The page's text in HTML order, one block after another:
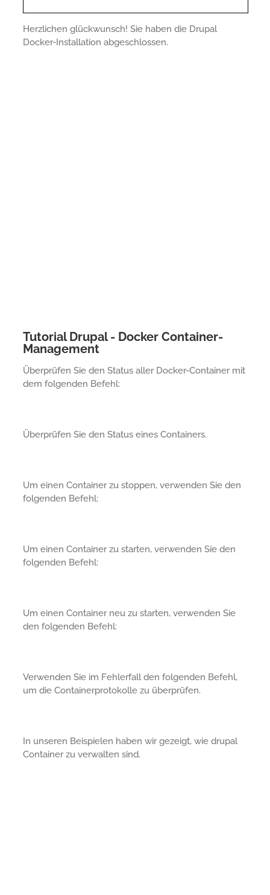
Herzlichen glückwunsch! Sie haben die Drupal
Docker-Installation abgeschlossen.
Tutorial Drupal - Docker Container-
Management
Überprüfen Sie den Status aller Docker-Container mit
dem folgenden Befehl:
Überprüfen Sie den Status eines Containers.
Um einen Container zu stoppen, verwenden Sie den
folgenden Befehl:
Um einen Container zu starten, verwenden Sie den
folgenden Befehl:
Um einen Container neu zu starten, verwenden Sie
den folgenden Befehl:
Verwenden Sie im Fehlerfall den folgenden Befehl,
um die Containerprotokolle zu überprüfen.
In unseren Beispielen haben wir gezeigt, wie drupal
Container zu verwalten sind.